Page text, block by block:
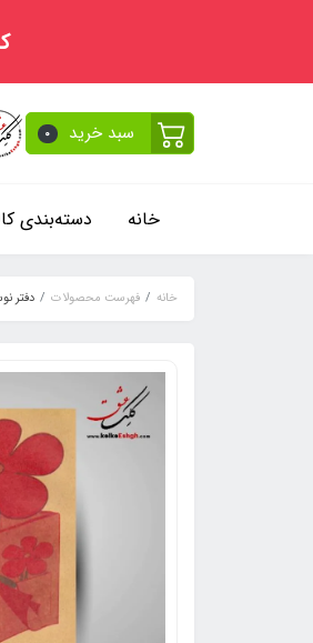
سبد خرید 0
خانه دسته‌بندی
خانه فهرست محصولات دفتر